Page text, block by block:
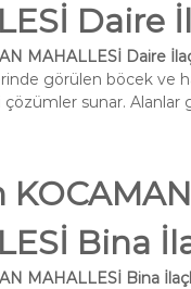
Daire
MAHALLESİ Daire
görülen böcek ve
çözümler sunar.
KOCAMAN
Bina
MAHALLESİ Bina